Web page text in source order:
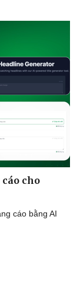
cáo cho
cáo bằng AI